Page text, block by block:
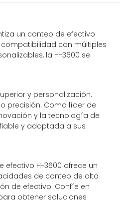
un conteo de efectivo
con múltiples
la H-3600 se
y personalización.
precisión. Como líder de
y la tecnología de
y adaptada a sus
efectivo H-3600 ofrece un
de conteo de alta
de efectivo. Confíe en
obtener soluciones